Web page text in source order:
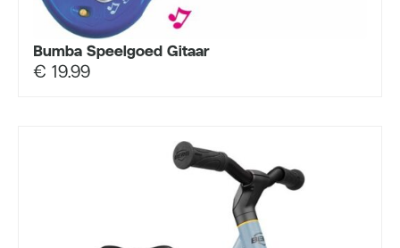
Bumba Speelgoed Gitaar
€ 19.99